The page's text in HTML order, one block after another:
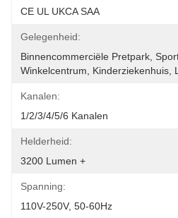
CE UL UKCA SAA
Gelegenheid:
Binnencommerciële Pretpark,
Winkelcentrum, Kinderziekenhuis,
Kanalen:
1/2/3/4/5/6 Kanalen
Helderheid:
3200 Lumen +
Spanning:
110V-250V, 50-60Hz